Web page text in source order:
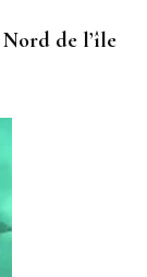
de l’île